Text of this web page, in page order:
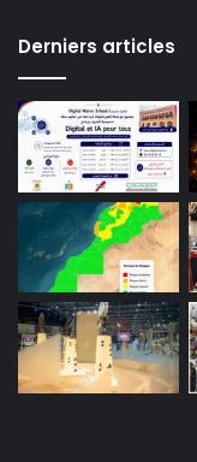
Derniers articles